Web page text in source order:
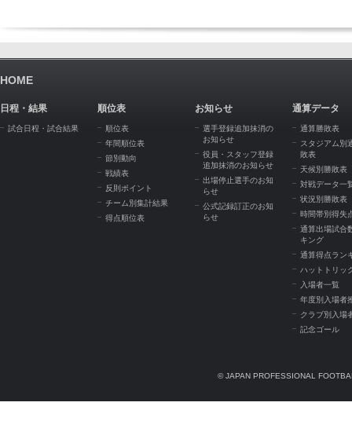
HOME
日程・結果
試合日程・試合結果
順位表
順位表
年間順位表
節別動向
戦績表
反則ポイント
チーム別集計結果
得点順位表
お知らせ
選手登録追加抹消の
お知らせ
役員・スタッフ登録
追加抹消のお知らせ
出場停止選手のお知
らせ
公式記録訂正のお知
らせ
通算データ
通算勝敗表
スタジアム別
敗表
天候別勝敗表
対戦データ一
状況別勝敗表
時間帯別得失
通算出場試合
キング
通算得点ラン
ハットトリッ
入場者一覧
年度別入場者
クラブ別入場
記念ゴール
© JAPAN PROFESSIONAL